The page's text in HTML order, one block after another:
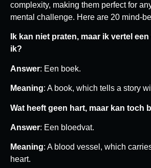
complexity, making them perfect for
mental challenge. Here are 20 mind-
Ik kan niet praten, maar ik vertel
ik?
Answer: Een boek.
Meaning: A book, which tells a story
Wat heeft geen hart, maar kan toch
Answer: Een bloedvat.
Meaning: A blood vessel, which
heart.